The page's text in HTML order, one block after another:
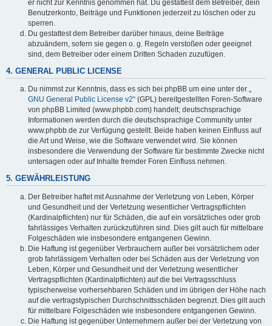
er nicht zur Kenntnis genommen hat. Du gestattest dem Betreiber, dein
Benutzerkonto, Beiträge und Funktionen jederzeit zu löschen oder zu
sperren.
Du gestattest dem Betreiber darüber hinaus, deine Beiträge
abzuändern, sofern sie gegen o. g. Regeln verstoßen oder geeignet
sind, dem Betreiber oder einem Dritten Schaden zuzufügen.
4. GENERAL PUBLIC LICENSE
Du nimmst zur Kenntnis, dass es sich bei phpBB um eine unter der „
GNU General Public License v2“ (GPL) bereitgestellten Foren-Software
von phpBB Limited (www.phpbb.com) handelt; deutschsprachige
Informationen werden durch die deutschsprachige Community unter
www.phpbb.de zur Verfügung gestellt. Beide haben keinen Einfluss auf
die Art und Weise, wie die Software verwendet wird. Sie können
insbesondere die Verwendung der Software für bestimmte Zwecke nicht
untersagen oder auf Inhalte fremder Foren Einfluss nehmen.
5. GEWÄHRLEISTUNG
Der Betreiber haftet mit Ausnahme der Verletzung von Leben, Körper
und Gesundheit und der Verletzung wesentlicher Vertragspflichten
(Kardinalpflichten) nur für Schäden, die auf ein vorsätzliches oder grob
fahrlässiges Verhalten zurückzuführen sind. Dies gilt auch für mittelbare
Folgeschäden wie insbesondere entgangenen Gewinn.
Die Haftung ist gegenüber Verbrauchern außer bei vorsätzlichem oder
grob fahrlässigem Verhalten oder bei Schäden aus der Verletzung von
Leben, Körper und Gesundheit und der Verletzung wesentlicher
Vertragspflichten (Kardinalpflichten) auf die bei Vertragsschluss
typischerweise vorhersehbaren Schäden und im übrigen der Höhe nach
auf die vertragstypischen Durchschnittsschäden begrenzt. Dies gilt auch
für mittelbare Folgeschäden wie insbesondere entgangenen Gewinn.
Die Haftung ist gegenüber Unternehmern außer bei der Verletzung von